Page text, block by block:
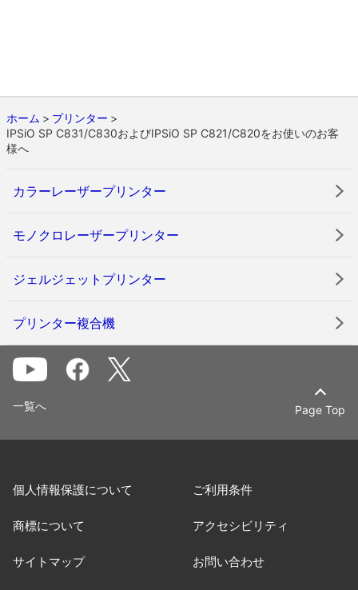
ホーム
プリンター
IPSiO SP C831/C830およびIPSiO SP C821/C820をお使いのお客
様へ
カラーレーザープリンター
モノクロレーザープリンター
ジェルジェットプリンター
プリンター複合機
Page Top
一覧へ
個人情報保護について ご利用条件
商標について アクセシビリティ
サイトマップ お問い合わせ